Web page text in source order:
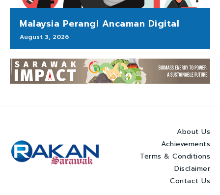
Malaysia Perangi Ancaman Digital
August 3, 2026
About Us
Achievements
Terms & Conditions
Disclaimer
Contact Us